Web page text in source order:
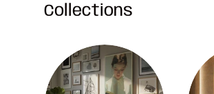
Collections